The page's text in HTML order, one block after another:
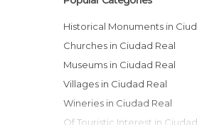
Historical Monuments in
Churches in Ciudad Real
Museums in Ciudad Real
Villages in Ciudad Real
Wineries in Ciudad Real
Of Touristic Interest in